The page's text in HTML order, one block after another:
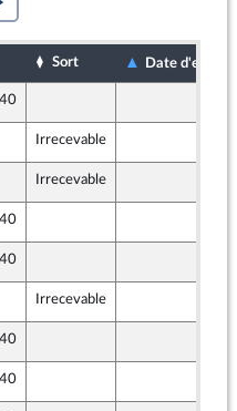
Sort Date d'examen
Irrecevable
Irrecevable
Populaire écologique et sociale
Populaire écologique et sociale
Irrecevable